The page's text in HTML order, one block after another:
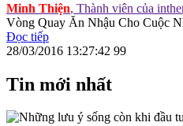
Minh Thiện, Thành viên của
Vòng Quay Ăn Nhậu Cho Cuộc
Đọc tiếp
28/03/2016 13:27:42 99
Tin mới nhất